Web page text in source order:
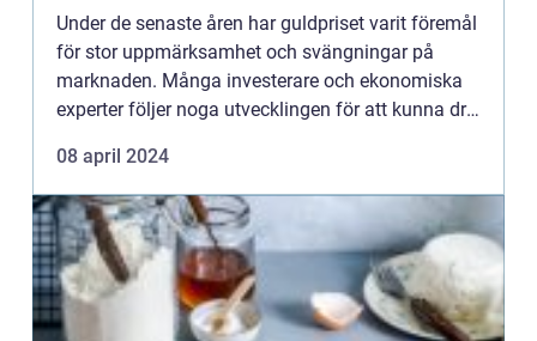
Under de senaste åren har guldpriset varit föremål
för stor uppmärksamhet och svängningar på
marknaden. Många investerare och ekonomiska
experter följer noga utvecklingen för att kunna dra
08 april 2024